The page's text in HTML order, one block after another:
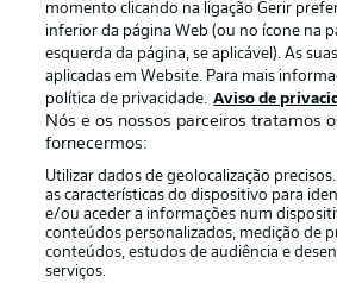
Trabalhe conosco Marca
Contato
momento clicando na ligação Gerir
inferior da página Web (ou no ícone na
esquerda da página, se aplicável). As
aplicadas em Website. Para mais
política de privacidade. Aviso de
Nós e os nossos parceiros tratamos
fornecermos:
Utilizar dados de geolocalização
as características do dispositivo para
e/ou aceder a informações num
conteúdos personalizados, medição de
conteúdos, estudos de audiência e
serviços.